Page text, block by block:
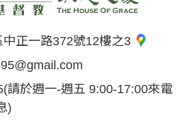
正一路372號12樓之3
(請於週一-週五 9:00-17:00來電
)